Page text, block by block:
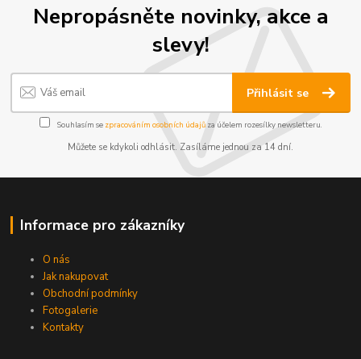
Nepropásněte novinky, akce a
slevy!
Přihlásit se
Souhlasím se zpracováním osobních údajůza účelem rozesílky newsletteru.
Můžete se kdykoli odhlásit. Zasíláme jednou za 14 dní.
Informace pro zákazníky
O nás
Jak nakupovat
Obchodní podmínky
Fotogalerie
Kontakty